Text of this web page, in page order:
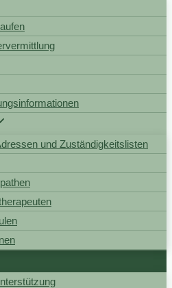
und Zuständigkeitslisten